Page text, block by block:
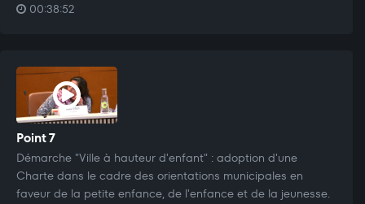
00:38:52
Point 7
Démarche "Ville à hauteur d'enfant" : adoption d'une
Charte dans le cadre des orientations municipales en
faveur de la petite enfance, de l'enfance et de la jeunesse.